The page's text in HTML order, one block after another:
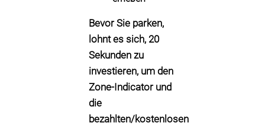
Bevor Sie parken,
lohnt es sich, 20
Sekunden zu
investieren, um den
Zone-Indicator und
die
bezahlten/kostenlosen